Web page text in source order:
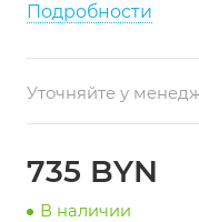
Вместимость:
Время
Потребляемая
Напряжение:
Габариты: 450 x
Страна-
Подробности
Уточняйте у
735 BYN
В наличии